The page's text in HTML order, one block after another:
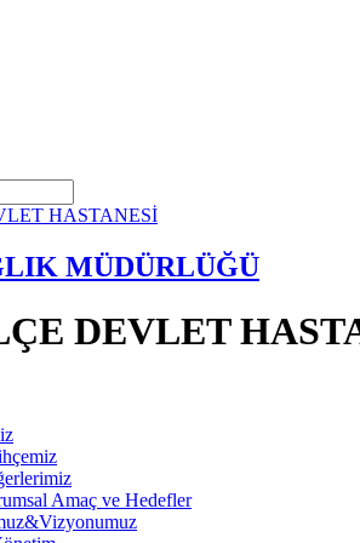
MÜDÜRLÜĞÜ
DEVLET
Amaç ve Hedefler